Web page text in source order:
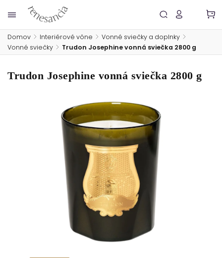
Domov / Interiérové vône / Vonné sviečky a doplnky /
Vonné sviečky / Trudon Josephine vonná sviečka 2800 g
Trudon Josephine vonná sviečka 2800 g